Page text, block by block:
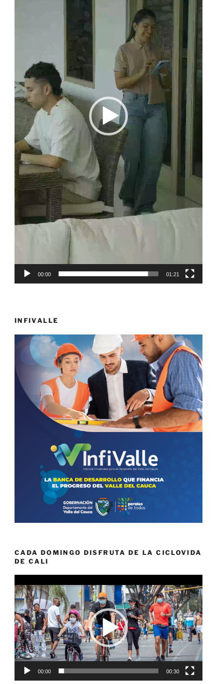
00:00 01:21
INFIVALLE
CADA DOMINGO DISFRUTA DE LA CICLOVIDA
DE CALI
de
vídeo
00:00 00:30